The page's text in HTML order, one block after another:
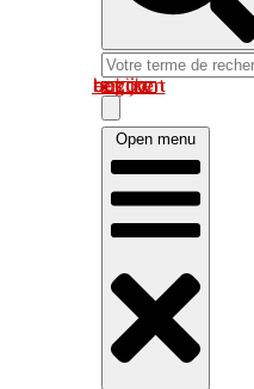
Log in om uw account te bekijken
Open menu